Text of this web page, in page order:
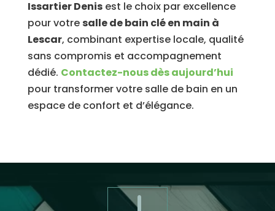
Issartier Denisest le choix par excellence
pour votre salle de bain clé en main à
Lescar, combinant expertise locale, qualité
sans compromis et accompagnement
dédié. Contactez-nous dès aujourd’hui
pour transformer votre salle de bain en un
espace de confort et d’élégance.